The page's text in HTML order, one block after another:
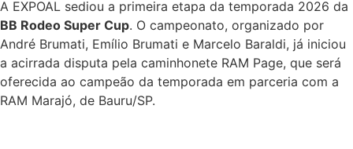
A EXPOAL sediou a primeira etapa da temporada 2026 da
BB Rodeo Super Cup. O campeonato, organizado por
André Brumati, Emílio Brumati e Marcelo Baraldi, já iniciou
a acirrada disputa pela caminhonete RAM Page, que será
oferecida ao campeão da temporada em parceria com a
RAM Marajó, de Bauru/SP.